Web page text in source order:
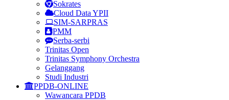
Sokrates
Cloud Data YPII
SIM-SARPRAS
PMM
Serba-serbi
Trinitas Open
Trinitas Symphony Orchestra
Gelanggang
Studi Industri
PPDB-ONLINE
Wawancara PPDB